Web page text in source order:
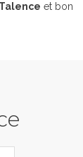
Talence et bon